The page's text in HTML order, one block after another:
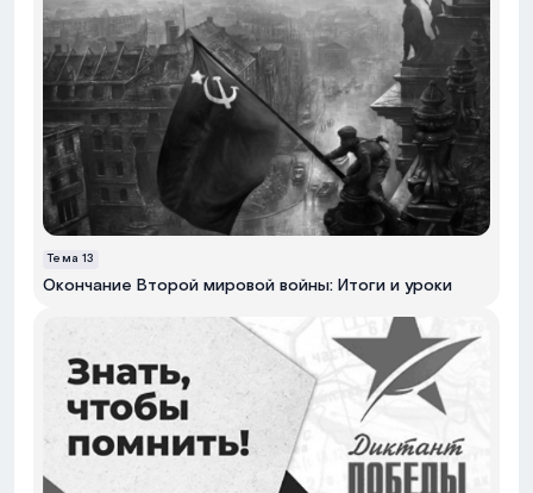
Тема 13
Окончание Второй мировой войны: Итоги и уроки